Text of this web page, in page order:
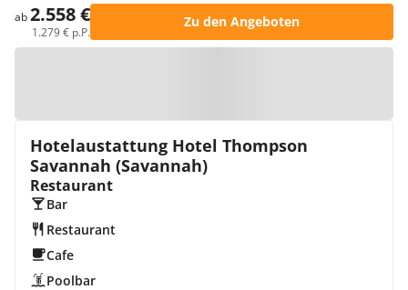
ab2.558 €
1.279 € p.P.
Zu den Angeboten
Hotelaustattung Hotel Thompson
Savannah (Savannah)
Restaurant
Bar
Restaurant
Cafe
Poolbar